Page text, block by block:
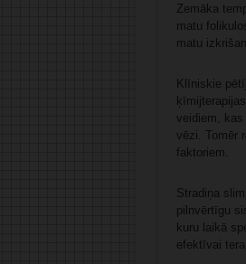
Zemāka
matu
matu
Klīniskie
veidiem, kas
vēzi. Tomēr
faktoriem.
Stradiņa
pilnvērtīgu
kuru laikā
efektīvai